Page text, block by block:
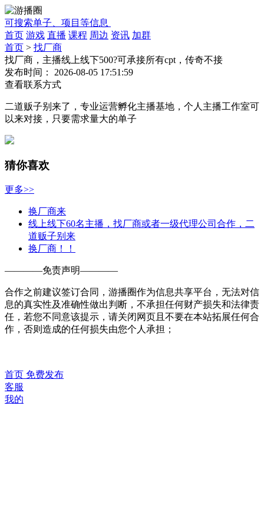
可搜索单子、项目等信息
首页 游戏 直播 课程 周边 资讯 加群
首页 > 找厂商
找厂商，主播线上线下500?可承接所有cpt，传奇不接
发布时间：
2026-08-05 17:51:59
查看联系方式
二道贩子别来了，专业运营孵化主播基地，个人主播工作室可
以来对接，只要需求量大的单子
猜你喜欢
更多>>
换厂商来
线上线下60名主播，找厂商或者一级代理公司合作，二
道贩子别来
换厂商！！
————免责声明————
合作之前建议签订合同，游播圈作为信息共享平台，无法对信
息的真实性及准确性做出判断，不承担任何财产损失和法律责
任，若您不同意该提示，请关闭网页且不要在本站拓展任何合
作，否则造成的任何损失由您个人承担；
首页 免费发布
客服
我的